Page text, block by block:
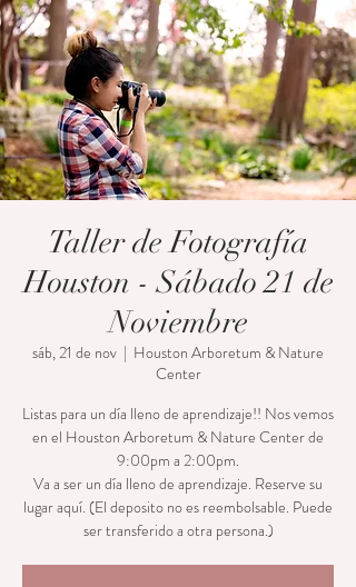
Taller de Fotografía
Houston - Sábado 21 de
Noviembre
sáb, 21 de nov
  |
Houston Arboretum & Nature
Center
Listas para un día lleno de aprendizaje!! Nos vemos
en el Houston Arboretum & Nature Center de
9:00pm a 2:00pm.
Va a ser un día lleno de aprendizaje. Reserve su
lugar aquí. (El deposito no es reembolsable. Puede
ser transferido a otra persona.)